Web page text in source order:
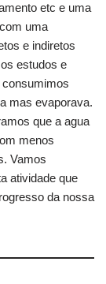
etc e uma
uma
e indiretos
estudos e
consumimos
mas evaporava.
que a agua
menos
Vamos
atividade que
da nossa